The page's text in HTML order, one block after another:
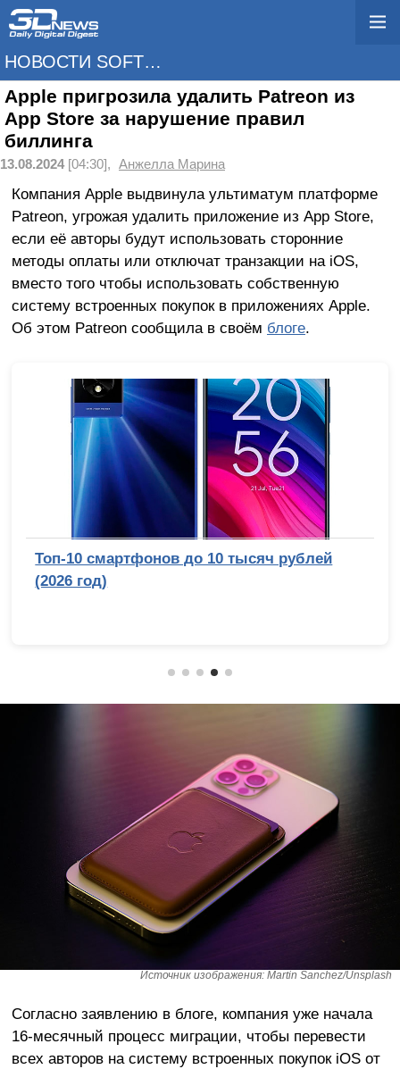
НОВОСТИ SOFTWARE
Apple пригрозила удалить Patreon из
App Store за нарушение правил
биллинга
13.08.2024[04:30], Анжелла Марина
Компания Apple выдвинула ультиматум платформе
Patreon, угрожая удалить приложение из App Store,
если её авторы будут использовать сторонние
методы оплаты или отключат транзакции на iOS,
вместо того чтобы использовать собственную
систему встроенных покупок в приложениях Apple.
Об этом Patreon сообщила в своём блоге.
Топ-10 смартфонов до 10 тысяч рублей
(2026 год)
Источник изображения: Martin Sanchez/Unsplash
Согласно заявлению в блоге, компания уже начала
16-месячный процесс миграции, чтобы перевести
всех авторов на систему встроенных покупок iOS от